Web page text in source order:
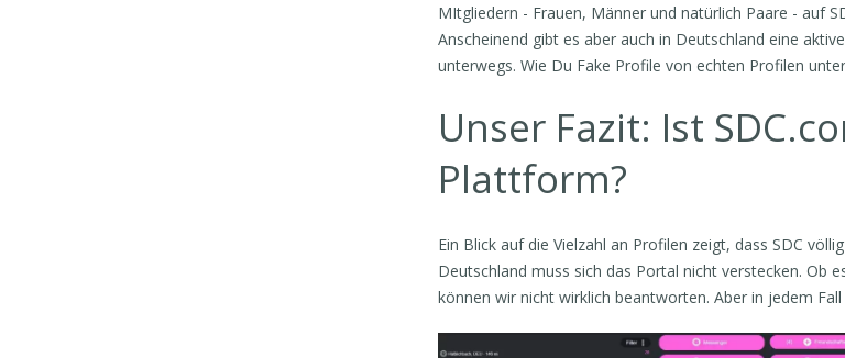
MItgliedern - Frauen, Männer und natürlich Paare - auf
Anscheinend gibt es aber auch in Deutschland eine
unterwegs. Wie Du Fake Profile von echten Profilen
Unser Fazit: Ist
Plattform?
Ein Blick auf die Vielzahl an Profilen zeigt, dass SDC
Deutschland muss sich das Portal nicht verstecken. Ob
können wir nicht wirklich beantworten. Aber in jedem